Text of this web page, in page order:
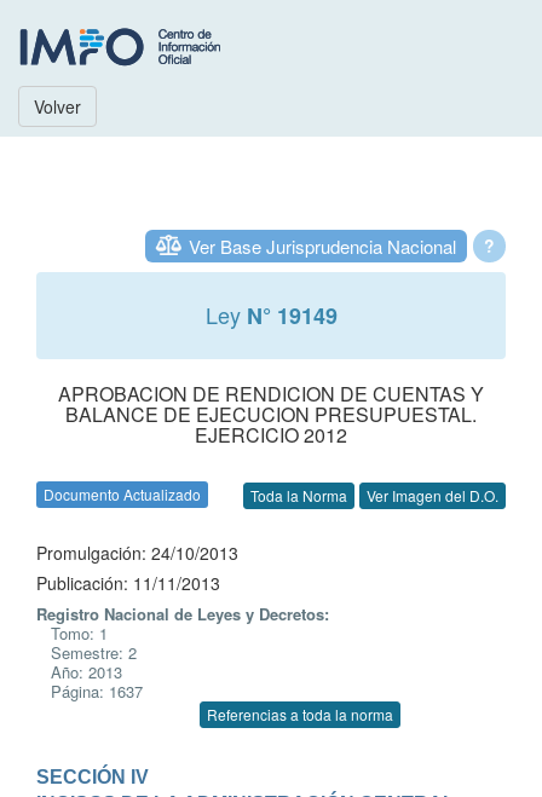
Volver
?
Ver Base Jurisprudencia Nacional
Ley N° 19149
APROBACION DE RENDICION DE CUENTAS Y
BALANCE DE EJECUCION PRESUPUESTAL.
EJERCICIO 2012
Documento Actualizado Toda la Norma Ver Imagen del D.O.
Promulgación: 24/10/2013
Publicación: 11/11/2013
Registro Nacional de Leyes y Decretos:
Tomo: 1
Semestre: 2
Año: 2013
Página: 1637
Referencias a toda la norma
SECCIÓN IV